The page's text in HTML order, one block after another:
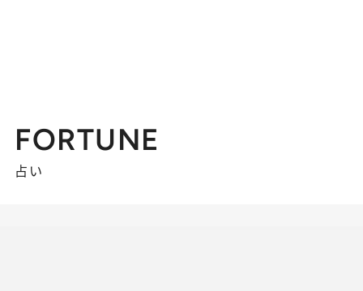
FORTUNE
占い